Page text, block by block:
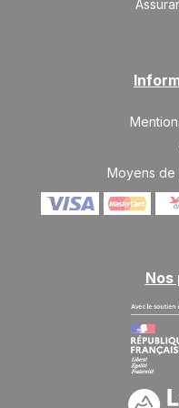
Moyens de
Nos